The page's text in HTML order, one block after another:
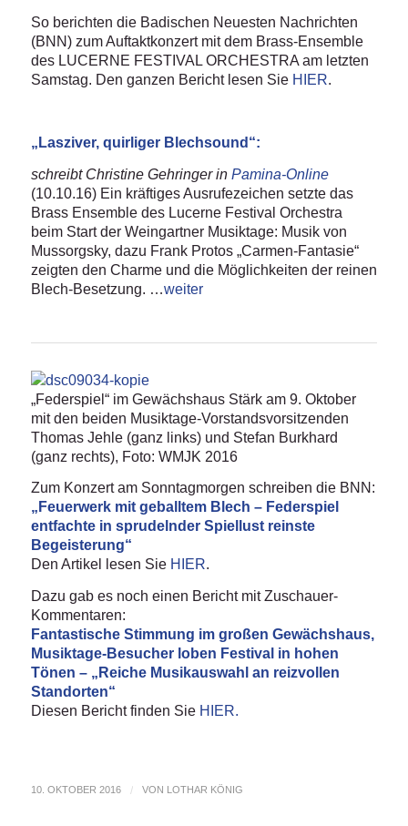
So berichten die Badischen Neuesten Nachrichten
(BNN) zum Auftaktkonzert mit dem Brass-Ensemble
des LUCERNE FESTIVAL ORCHESTRA am letzten
Samstag. Den ganzen Bericht lesen Sie HIER.
„Lasziver, quirliger Blechsound“:
schreibt Christine Gehringer in Pamina-Online
(10.10.16) Ein kräftiges Ausrufezeichen setzte das
Brass Ensemble des Lucerne Festival Orchestra
beim Start der Weingartner Musiktage: Musik von
Mussorgsky, dazu Frank Protos „Carmen-Fantasie“
zeigten den Charme und die Möglichkeiten der reinen
Blech-Besetzung. …weiter
„Federspiel“ im Gewächshaus Stärk am 9. Oktober
mit den beiden Musiktage-Vorstandsvorsitzenden
Thomas Jehle (ganz links) und Stefan Burkhard
(ganz rechts), Foto: WMJK 2016
Zum Konzert am Sonntagmorgen schreiben die BNN:
„Feuerwerk mit geballtem Blech – Federspiel
entfachte in sprudelnder Spiellust reinste
Begeisterung“
Den Artikel lesen Sie HIER.
Dazu gab es noch einen Bericht mit Zuschauer-
Kommentaren:
Fantastische Stimmung im großen Gewächshaus,
Musiktage-Besucher loben Festival in hohen
Tönen – „Reiche Musikauswahl an reizvollen
Standorten“
Diesen Bericht finden Sie HIER.
10. OKTOBER 2016 / VON LOTHAR KÖNIG